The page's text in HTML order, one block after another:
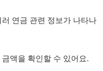
러 연금 관련 정보가 나타나
액을 확인할 수 있어요.